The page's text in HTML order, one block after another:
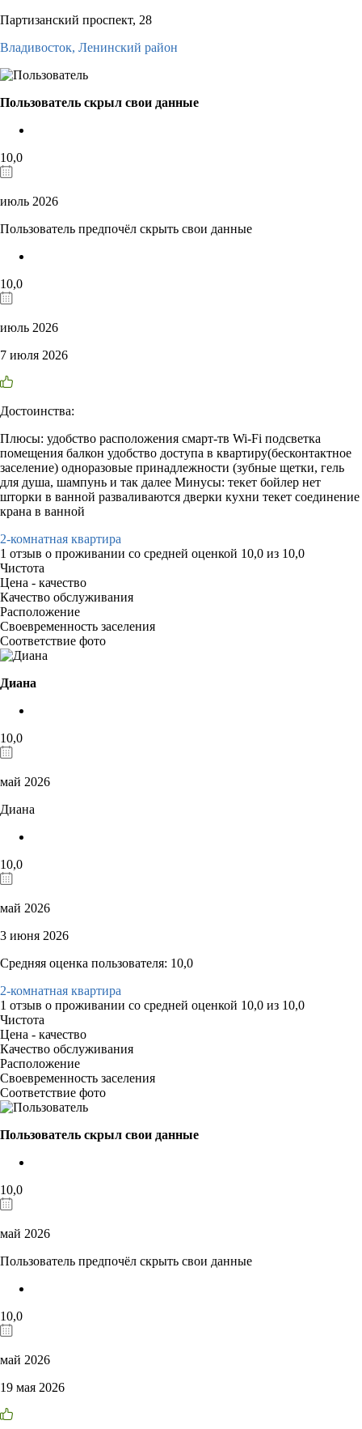
Партизанский проспект, 28
Владивосток, Ленинский район
Пользователь скрыл свои данные
10,0
июль 2026
Пользователь предпочёл скрыть свои данные
10,0
июль 2026
7 июля 2026
Достоинства:
Плюсы: удобство расположения смарт-тв Wi-Fi подсветка
помещения балкон удобство доступа в квартиру(бесконтактное
заселение) одноразовые принадлежности (зубные щетки, гель
для душа, шампунь и так далее Минусы: текет бойлер нет
шторки в ванной разваливаются дверки кухни текет соединение
крана в ванной
2-комнатная квартира
1 отзыв о проживании со средней оценкой 10,0 из 10,0
Чистота
Цена - качество
Качество обслуживания
Расположение
Своевременность заселения
Соответствие фото
Диана
10,0
май 2026
Диана
10,0
май 2026
3 июня 2026
Средняя оценка пользователя: 10,0
2-комнатная квартира
1 отзыв о проживании со средней оценкой 10,0 из 10,0
Чистота
Цена - качество
Качество обслуживания
Расположение
Своевременность заселения
Соответствие фото
Пользователь скрыл свои данные
10,0
май 2026
Пользователь предпочёл скрыть свои данные
10,0
май 2026
19 мая 2026